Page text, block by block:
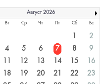
Август 2026
Вт Ср Чт Пт Сб Вс
1
2
4 5 6 7 8
9
11 12 13 14 15
16
18 19 20 21 22
23